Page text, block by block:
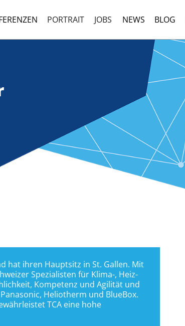
PORTRAIT JOBS NEWS BLOG
hat ihren Hauptsitz in St. Gallen. Mit
Spezialisten für Klima-, Heiz-
Kompetenz und Agilität und
Heliotherm und BlueBox.
TCA eine hohe